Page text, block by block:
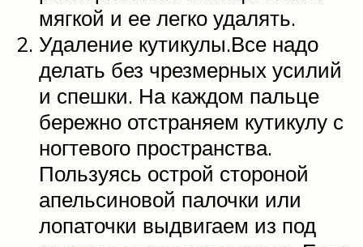
мягкой и ее легко удалять.
Удаление кутикулы.Все надо
делать без чрезмерных усилий
и спешки. На каждом пальце
бережно отстраняем кутикулу с
ногтевого пространства.
Пользуясь острой стороной
апельсиновой палочки или
лопаточки выдвигаем из под